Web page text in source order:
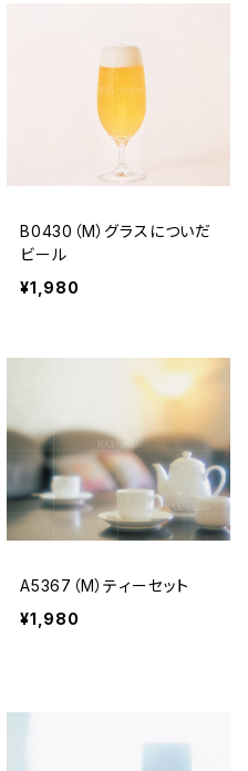
B0430（M）グラスについだ
ビール
¥1,980
A5367（M）ティーセット
¥1,980